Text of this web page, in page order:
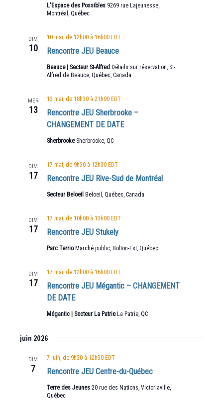
L'Espace des Possibles 9269 rue Lajeunesse,
Montréal, Québec
DIM
10 Rencontre JEU Beauce
10 mai, de 12h00à 16h00 EDT
Beauce | Secteur St-Alfred Détails sur réservation, St-
Alfred de Beauce, Québec, Canada
MER
13
Rencontre JEU Sherbrooke –
CHANGEMENT DE DATE
13 mai, de 18h30à 21h00 EDT
Sherbrooke Sherbrooke, QC
DIM
17 Rencontre JEU Rive-Sud de Montréal
17 mai, de 9h30à 12h30 EDT
Secteur Beloeil Beloeil, Québec, Canada
DIM
17 Rencontre JEU Stukely
17 mai, de 10h00à 13h00 EDT
Parc Terrio Marché public, Bolton-Est, Québec
DIM
17
Rencontre JEU Mégantic – CHANGEMENT
DE DATE
17 mai, de 12h00à 16h00 EDT
Mégantic | Secteur La Patrie La Patrie, QC
juin 2026
DIM
7 Rencontre JEU Centre-du-Québec
7 juin, de 9h30à 12h30 EDT
Terre des Jeunes 20 rue des Nations, Victoriaville,
Québec